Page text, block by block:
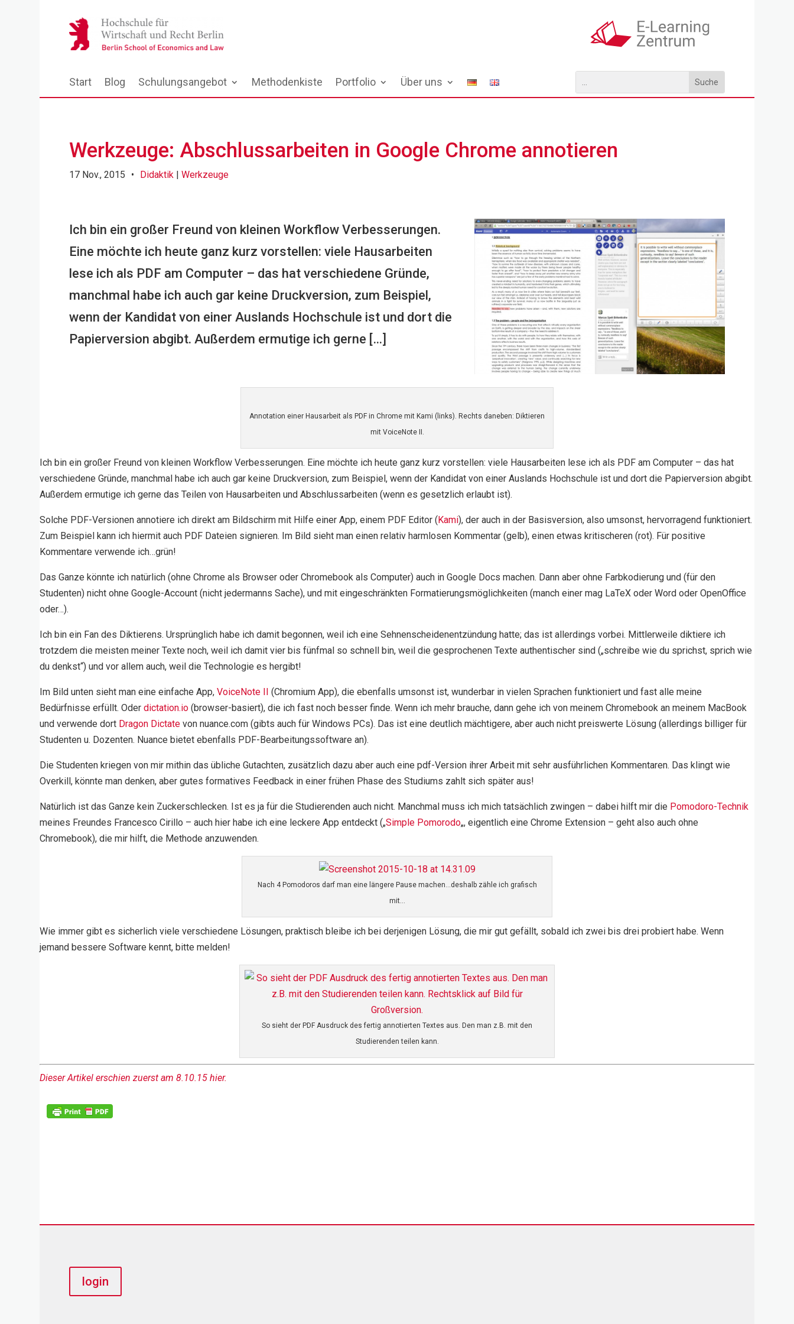
Start Blog Schulungsangebot Methodenkiste Portfolio Über uns
Werkzeuge: Abschlussarbeiten in Google Chrome annotieren
17 Nov., 2015 • Didaktik |Werkzeuge
Ich bin ein großer Freund von kleinen Workflow Verbesserungen.
Eine möchte ich heute ganz kurz vorstellen: viele Hausarbeiten
lese ich als PDF am Computer – das hat verschiedene Gründe,
manchmal habe ich auch gar keine Druckversion, zum Beispiel,
wenn der Kandidat von einer Auslands Hochschule ist und dort die
Papierversion abgibt. Außerdem ermutige ich gerne […]
Annotation einer Hausarbeit als PDF in Chrome mit Kami (links). Rechts daneben: Diktieren
mit VoiceNote II.
Ich bin ein großer Freund von kleinen Workflow Verbesserungen. Eine möchte ich heute ganz kurz vorstellen: viele Hausarbeiten lese ich als PDF am Computer – das hat
verschiedene Gründe, manchmal habe ich auch gar keine Druckversion, zum Beispiel, wenn der Kandidat von einer Auslands Hochschule ist und dort die Papierversion abgibt.
Außerdem ermutige ich gerne das Teilen von Hausarbeiten und Abschlussarbeiten (wenn es gesetzlich erlaubt ist).
Solche PDF-Versionen annotiere ich direkt am Bildschirm mit Hilfe einer App, einem PDF Editor ( Kami), der auch in der Basisversion, also umsonst, hervorragend funktioniert.
Zum Beispiel kann ich hiermit auch PDF Dateien signieren. Im Bild sieht man einen relativ harmlosen Kommentar (gelb), einen etwas kritischeren (rot). Für positive
Kommentare verwende ich…grün!
Das Ganze könnte ich natürlich (ohne Chrome als Browser oder Chromebook als Computer) auch in Google Docs machen. Dann aber ohne Farbkodierung und (für den
Studenten) nicht ohne Google-Account (nicht jedermanns Sache), und mit eingeschränkten Formatierungsmöglichkeiten (manch einer mag LaTeX oder Word oder OpenOffice
oder…).
Ich bin ein Fan des Diktierens. Ursprünglich habe ich damit begonnen, weil ich eine Sehnenscheidenentzündung hatte; das ist allerdings vorbei. Mittlerweile diktiere ich
trotzdem die meisten meiner Texte noch, weil ich damit vier bis fünfmal so schnell bin, weil die gesprochenen Texte authentischer sind („schreibe wie du sprichst, sprich wie
du denkst“) und vor allem auch, weil die Technologie es hergibt!
Im Bild unten sieht man eine einfache App,VoiceNote II
(Chromium App), die ebenfalls umsonst ist, wunderbar in vielen Sprachen funktioniert und fast alle meine
Bedürfnisse erfüllt. Oderdictation.io (browser-basiert), die ich fast noch besser finde. Wenn ich mehr brauche, dann gehe ich von meinem Chromebook an meinem MacBook
und verwende dort Dragon Dictate von nuance.com (gibts auch für Windows PCs). Das ist eine deutlich mächtigere, aber auch nicht preiswerte Lösung (allerdings billiger für
Studenten u. Dozenten. Nuance bietet ebenfalls PDF-Bearbeitungssoftware an).
Die Studenten kriegen von mir mithin das übliche Gutachten, zusätzlich dazu aber auch eine pdf-Version ihrer Arbeit mit sehr ausführlichen Kommentaren. Das klingt wie
Overkill, könnte man denken, aber gutes formatives Feedback in einer frühen Phase des Studiums zahlt sich später aus!
Natürlich ist das Ganze kein Zuckerschlecken. Ist es ja für die Studierenden auch nicht. Manchmal muss ich mich tatsächlich zwingen – dabei hilft mir die Pomodoro-Technik
meines Freundes Francesco Cirillo – auch hier habe ich eine leckere App entdeckt („Simple Pomorodo„, eigentlich eine Chrome Extension – geht also auch ohne
Chromebook), die mir hilft, die Methode anzuwenden.
Nach 4 Pomodoros darf man eine längere Pause machen…deshalb zähle ich grafisch
mit…
Wie immer gibt es sicherlich viele verschiedene Lösungen, praktisch bleibe ich bei derjenigen Lösung, die mir gut gefällt, sobald ich zwei bis drei probiert habe. Wenn
jemand bessere Software kennt, bitte melden!
So sieht der PDF Ausdruck des fertig annotierten Textes aus. Den man z.B. mit den
Studierenden teilen kann.
Dieser Artikel erschien zuerst am 8.10.15 hier.
login